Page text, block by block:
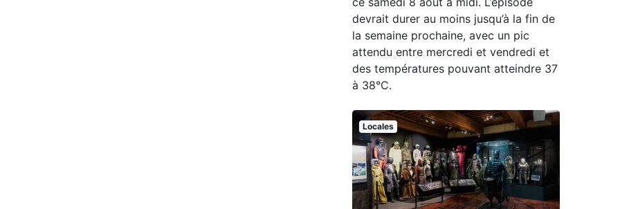
devrait durer au moins jusqu’à la fin de
la semaine prochaine, avec un pic
attendu entre mercredi et vendredi et
des températures pouvant atteindre 37
à 38°C.
Locales